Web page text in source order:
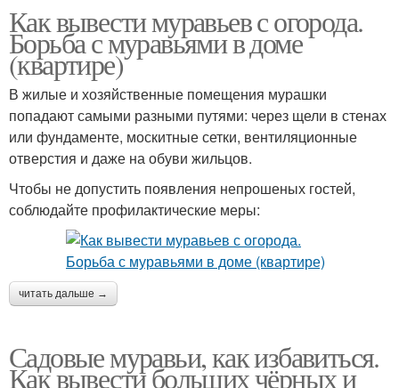
Как вывести муравьев с огорода.
Борьба с муравьями в доме
(квартире)
В жилые и хозяйственные помещения мурашки
попадают самыми разными путями: через щели в стенах
или фундаменте, москитные сетки, вентиляционные
отверстия и даже на обуви жильцов.
Чтобы не допустить появления непрошеных гостей,
соблюдайте профилактические меры:
читать дальше →
Садовые муравьи, как избавиться.
Как вывести больших чёрных и